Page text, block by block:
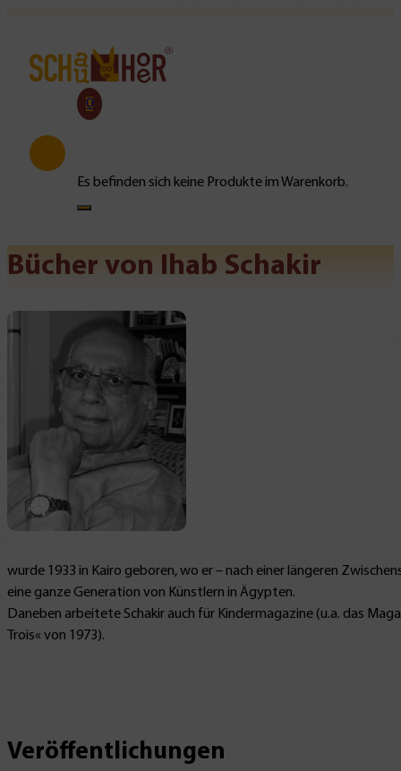
0
Es befinden sich keine Produkte im Warenkorb.
Bücher von Ihab Schakir
wurde 1933 in Kairo geboren, wo er – nach einer längeren
eine ganze Generation von Künstlern in Ägypten.
Daneben arbeitete Schakir auch für Kindermagazine (u.a. das
Trois« von 1973).
Veröffentlichungen